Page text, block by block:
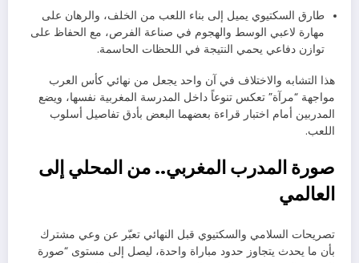
طارق السكتيوي يميل إلى بناء اللعب من الخلف، والرهان على
مهارة لاعبي الوسط والهجوم في صناعة الفرص، مع الحفاظ على
توازن دفاعي يحمي النتيجة في اللحظات الحاسمة.
هذا التشابه والاختلاف في آن واحد يجعل من نهائي كأس العرب
مواجهة “مرآة” تعكس تنوعاً داخل المدرسة المغربية نفسها، ويضع
المدربين أمام اختبار قراءة بعضهما البعض بأدق تفاصيل أسلوب
اللعب.
صورة المدرب المغربي.. من المحلي إلى
العالمي
تصريحات السلامي والسكتيوي قبل النهائي تعبّر عن وعي مشترك
بأن ما يحدث يتجاوز حدود مباراة واحدة، ليصل إلى مستوى “صورة